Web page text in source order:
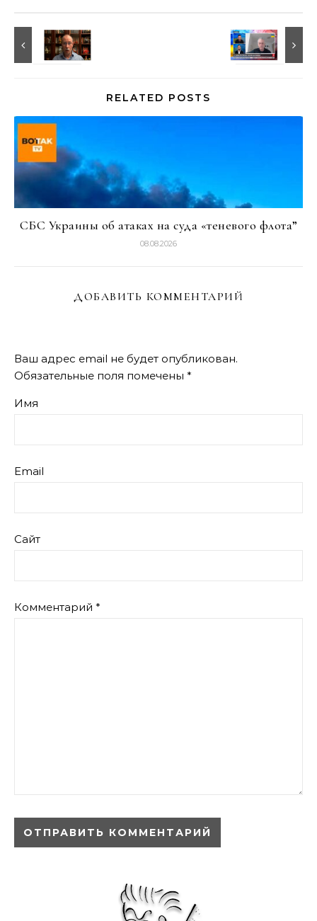
RELATED POSTS
СБС Украины об атаках на суда «теневого флота”
08.08.2026
ДОБАВИТЬ КОММЕНТАРИЙ
Ваш адрес email не будет опубликован.
Обязательные поля помечены *
Имя
Email
Сайт
Комментарий *